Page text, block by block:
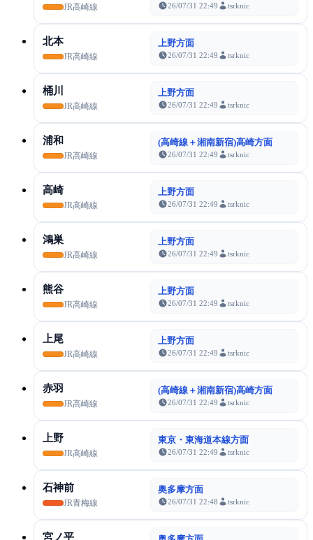
JR高崎線 26/07/31 22:49 tsrknic
北本
JR高崎線
上野方面
26/07/31 22:49 tsrknic
桶川
JR高崎線
上野方面
26/07/31 22:49 tsrknic
浦和
JR高崎線
(高崎線＋湘南新宿)高崎方面
26/07/31 22:49 tsrknic
高崎
JR高崎線
上野方面
26/07/31 22:49 tsrknic
鴻巣
JR高崎線
上野方面
26/07/31 22:49 tsrknic
熊谷
JR高崎線
上野方面
26/07/31 22:49 tsrknic
上尾
JR高崎線
上野方面
26/07/31 22:49 tsrknic
赤羽
JR高崎線
(高崎線＋湘南新宿)高崎方面
26/07/31 22:49 tsrknic
上野
JR高崎線
東京・東海道本線方面
26/07/31 22:49 tsrknic
石神前
JR青梅線
奥多摩方面
26/07/31 22:48 tsrknic
宮ノ平